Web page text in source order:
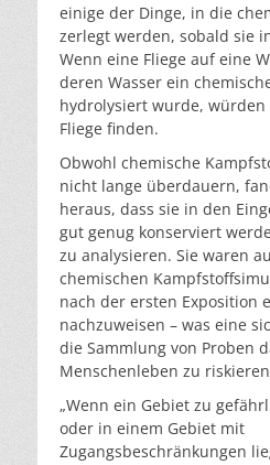
einige der Dinge, in die
zerlegt werden, sobald sie
Wenn eine Fliege auf eine
deren Wasser ein
hydrolysiert wurde,
Fliege finden.
Obwohl chemische
nicht lange überdauern,
heraus, dass sie in den
gut genug konserviert
zu analysieren. Sie waren
chemischen
nach der ersten Exposition
nachzuweisen – was eine
die Sammlung von Proben
Menschenleben zu
„Wenn ein Gebiet zu
oder in einem Gebiet mit
Zugangsbeschränkungen